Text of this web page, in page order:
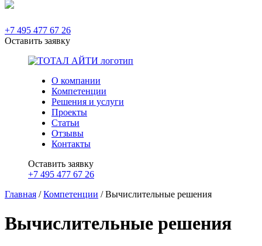
+7 495 477 67 26
Оставить заявку
О компании
Компетенции
Решения и услуги
Проекты
Статьи
Отзывы
Контакты
Оставить заявку
+7 495 477 67 26
Главная /Компетенции /Вычислительные решения
Вычислительные решения